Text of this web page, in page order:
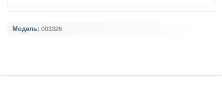
Модель: 003326